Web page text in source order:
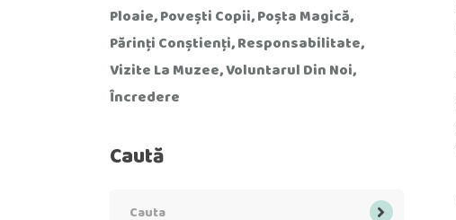
Ploaie Povești Copii Poșta Magică
Părinți Conștienți Responsabilitate
Vizite La Muzee Voluntarul Din Noi
Încredere
Caută
for: